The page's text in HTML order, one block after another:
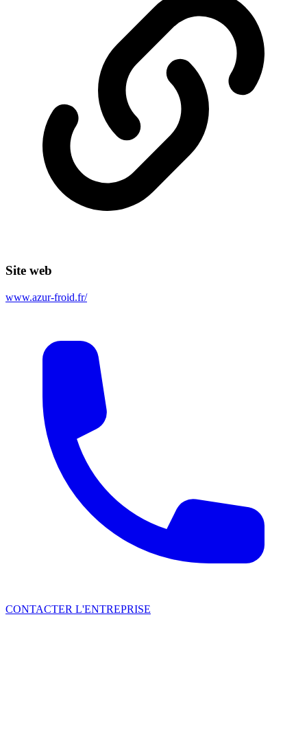
Site web
www.azur-froid.fr/
CONTACTER L'ENTREPRISE